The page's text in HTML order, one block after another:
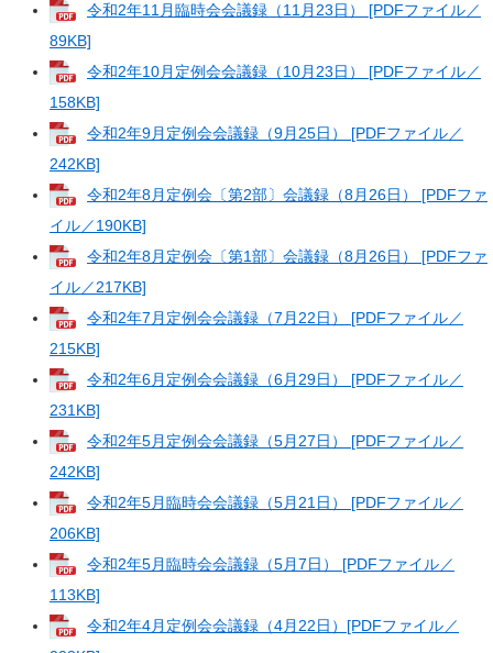
令和2年11月臨時会会議録（11月23日） [PDFファイル／
89KB]
令和2年10月定例会会議録（10月23日） [PDFファイル／
158KB]
令和2年9月定例会会議録（9月25日） [PDFファイル／
242KB]
令和2年8月定例会〔第2部〕会議録（8月26日） [PDFファ
イル／190KB]
令和2年8月定例会〔第1部〕会議録（8月26日） [PDFファ
イル／217KB]
令和2年7月定例会会議録（7月22日） [PDFファイル／
215KB]
令和2年6月定例会会議録（6月29日） [PDFファイル／
231KB]
令和2年5月定例会会議録（5月27日） [PDFファイル／
242KB]
令和2年5月臨時会会議録（5月21日） [PDFファイル／
206KB]
令和2年5月臨時会会議録（5月7日） [PDFファイル／
113KB]
令和2年4月定例会会議録（4月22日）[PDFファイル／